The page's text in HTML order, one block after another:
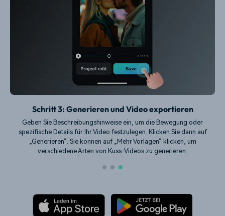
Schritt 3: Generieren und Video exportieren
Geben Sie Beschreibungshinweise ein, um die Bewegung oder
spezifische Details für Ihr Video festzulegen. Klicken Sie dann auf
„Generieren“. Sie können auf „Mehr Vorlagen“ klicken, um
verschiedene Arten von Kuss-Videos zu generieren.